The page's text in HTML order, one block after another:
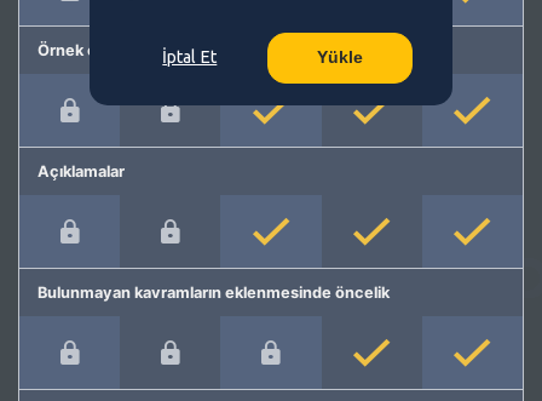
Örnek cümleler
Açıklamalar
Bulunmayan kavramların eklenmesinde öncelik
İptal Et Yükle